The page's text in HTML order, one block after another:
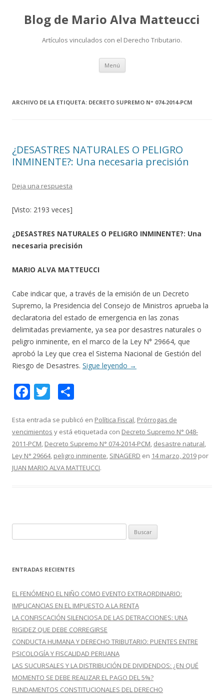
Blog de Mario Alva Matteucci
Artículos vinculados con el Derecho Tributario.
Menú Ir
contenido
ARCHIVO DE LA ETIQUETA: DECRETO SUPREMO N° 074-2014-PCM
¿DESASTRES NATURALES O PELIGRO
INMINENTE?: Una necesaria precisión
Deja una respuesta
[Visto: 2193 veces]
¿DESASTRES NATURALES O PELIGRO INMINENTE?: Una
necesaria precisión
MARIO ALVA MATTEUCCI
Cabe indicar que, a través de la emisión de un Decreto
Supremo, la Presidencia del Consejo de Ministros aprueba la
declaratoria del estado de emergencia en las zonas
delimitadas previamente, ya sea por desastres naturales o
peligro inminente, en el marco de la Ley N° 29664, que
aprobó la Ley que crea el Sistema Nacional de Gestión del
Riesgo de Desastres. Sigue leyendo →
F
e
b
o
o
T
itt
er
m
p
ar
ti
Esta entrada se publicó en Política Fiscal, Prórrogas de
vencimientos y está etiquetada con Decreto Supremo N° 048-
2011-PCM, Decreto Supremo N° 074-2014-PCM, desastre natural,
Ley N° 29664, peligro inminente, SINAGERD en 14 marzo, 2019 por
JUAN MARIO ALVA MATTEUCCI.
u
c
r
:
ENTRADAS RECIENTES
EL FENÓMENO EL NIÑO COMO EVENTO EXTRAORDINARIO:
IMPLICANCIAS EN EL IMPUESTO A LA RENTA
LA CONFISCACIÓN SILENCIOSA DE LAS DETRACCIONES: UNA
RIGIDEZ QUE DEBE CORREGIRSE
CONDUCTA HUMANA Y DERECHO TRIBUTARIO: PUENTES ENTRE
PSICOLOGÍA Y FISCALIDAD PERUANA
LAS SUCURSALES Y LA DISTRIBUCIÓN DE DIVIDENDOS: ¿EN QUÉ
MOMENTO SE DEBE REALIZAR EL PAGO DEL 5%?
FUNDAMENTOS CONSTITUCIONALES DEL DERECHO